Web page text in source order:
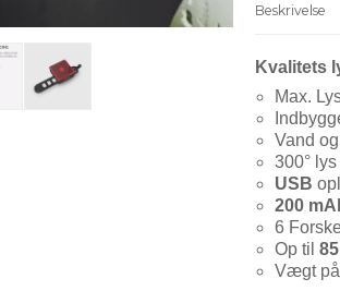
Beskrivelse
Kvalitets
Max.
Vand
300° l ys
USB
200
6
Op til
Vægt på